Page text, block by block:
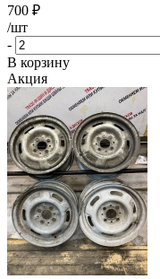
700 ₽
/шт
-
В корзину
Акция